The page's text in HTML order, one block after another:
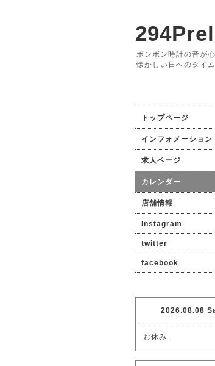
ボンボン時計の音が
懐かしい日へのタイ
トップページ
インフォメーション
求人ページ
カレンダー
店舗情報
Instagram
twitter
facebook
2026.08.08
お休み